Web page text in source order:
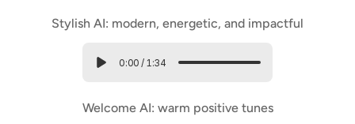
Stylish AI: modern, energetic, and impactful
0:00 / 1:34
Welcome AI: warm positive tunes